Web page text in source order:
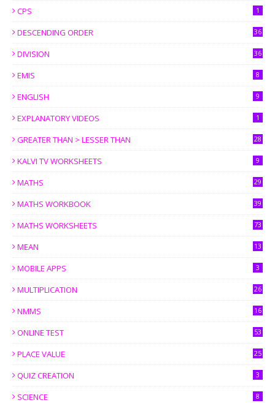
CPS 1
DESCENDING ORDER 36
DIVISION 36
EMIS 8
ENGLISH 9
EXPLANATORY VIDEOS 1
GREATER THAN > LESSER THAN 28
KALVI TV WORKSHEETS 9
MATHS 29
MATHS WORKBOOK 39
MATHS WORKSHEETS 73
MEAN 13
MOBILE APPS 3
MULTIPLICATION 26
NMMS 16
ONLINE TEST 53
PLACE VALUE 25
QUIZ CREATION 3
SCIENCE 8